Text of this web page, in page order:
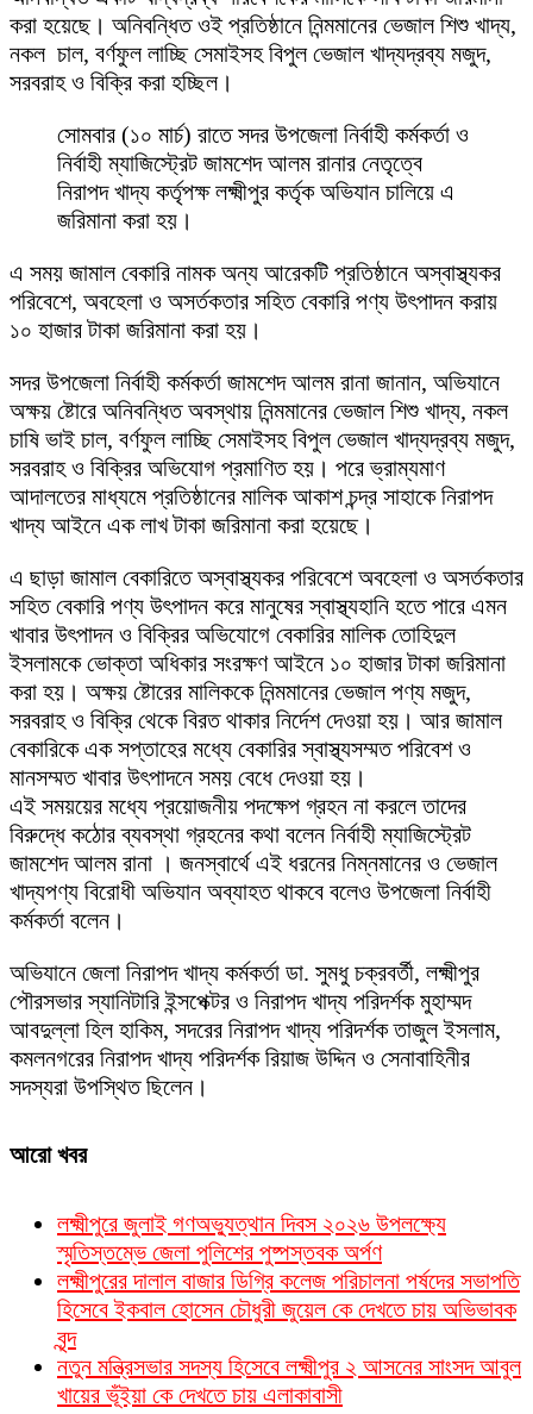
করা হয়েছে। অনিবন্ধিত ওই প্রতিষ্ঠানে নিন্মমানের ভেজাল শিশু খাদ্য,
নকল চাল, বর্ণফুল লাচ্ছি সেমাইসহ বিপুল ভেজাল খাদ্যদ্রব্য মজুদ,
সরবরাহ ও বিক্রি করা হচ্ছিল।
সোমবার (১০ মার্চ) রাতে সদর উপজেলা নির্বাহী কর্মকর্তা ও
নির্বাহী ম্যাজিস্ট্রেট জামশেদ আলম রানার নেতৃত্বে
নিরাপদ খাদ্য কর্তৃপক্ষ লক্ষ্মীপুর কর্তৃক অভিযান চালিয়ে এ
জরিমানা করা হয়।
এ সময় জামাল বেকারি নামক অন্য আরেকটি প্রতিষ্ঠানে অস্বাস্থ্যকর
পরিবেশে, অবহেলা ও অসর্তকতার সহিত বেকারি পণ্য উৎপাদন করায়
১০ হাজার টাকা জরিমানা করা হয়।
সদর উপজেলা নির্বাহী কর্মকর্তা জামশেদ আলম রানা জানান, অভিযানে
অক্ষয় ষ্টোরে অনিবন্ধিত অবস্থায় নিন্মমানের ভেজাল শিশু খাদ্য, নকল
চাষি ভাই চাল, বর্ণফুল লাচ্ছি সেমাইসহ বিপুল ভেজাল খাদ্যদ্রব্য মজুদ,
সরবরাহ ও বিক্রির অভিযোগ প্রমাণিত হয়। পরে ভ্রাম্যমাণ
আদালতের মাধ্যমে প্রতিষ্ঠানের মালিক আকাশ চন্দ্র সাহাকে নিরাপদ
খাদ্য আইনে এক লাখ টাকা জরিমানা করা হয়েছে।
এ ছাড়া জামাল বেকারিতে অস্বাস্থ্যকর পরিবেশে অবহেলা ও অসর্তকতার
সহিত বেকারি পণ্য উৎপাদন করে মানুষের স্বাস্থ্যহানি হতে পারে এমন
খাবার উৎপাদন ও বিক্রির অভিযোগে বেকারির মালিক তোহিদুল
ইসলামকে ভোক্তা অধিকার সংরক্ষণ আইনে ১০ হাজার টাকা জরিমানা
করা হয়। অক্ষয় ষ্টোরের মালিককে নিন্মমানের ভেজাল পণ্য মজুদ,
সরবরাহ ও বিক্রি থেকে বিরত থাকার নির্দেশ দেওয়া হয়। আর জামাল
বেকারিকে এক সপ্তাহের মধ্যে বেকারির স্বাস্থ্যসম্মত পরিবেশ ও
মানসম্মত খাবার উৎপাদনে সময় বেধে দেওয়া হয়।
এই সময়য়ের মধ্যে প্রয়োজনীয় পদক্ষেপ গ্রহন না করলে তাদের
বিরুদ্ধে কঠোর ব্যবস্থা গ্রহনের কথা বলেন নির্বাহী ম্যাজিস্ট্রেট
জামশেদ আলম রানা । জনস্বার্থে এই ধরনের নিম্নমানের ও ভেজাল
খাদ্যপণ্য বিরোধী অভিযান অব্যাহত থাকবে বলেও উপজেলা নির্বাহী
কর্মকর্তা বলেন।
অভিযানে জেলা নিরাপদ খাদ্য কর্মকর্তা ডা. সুমধু চক্রবর্তী, লক্ষ্মীপুর
পৌরসভার স্যানিটারি ইন্সপেক্টর ও নিরাপদ খাদ্য পরিদর্শক মুহাম্মদ
আবদুল্লা হিল হাকিম, সদরের নিরাপদ খাদ্য পরিদর্শক তাজুল ইসলাম,
কমলনগরের নিরাপদ খাদ্য পরিদর্শক রিয়াজ উদ্দিন ও সেনাবাহিনীর
সদস্যরা উপস্থিত ছিলেন।
আরো খবর
লক্ষ্মীপুরে জুলাই গণঅভ্যুত্থান দিবস ২০২৬ উপলক্ষ্যে
স্মৃতিস্তম্ভে জেলা পুলিশের পুষ্পস্তবক অর্পণ
লক্ষ্মীপুরের দালাল বাজার ডিগ্রি কলেজ পরিচালনা পর্ষদের সভাপতি
হিসেবে ইকবাল হোসেন চৌধুরী জুয়েল কে দেখতে চায় অভিভাবক
বৃন্দ
নতুন মন্ত্রিসভার সদস্য হিসেবে লক্ষ্মীপুর ২ আসনের সাংসদ আবুল
খায়ের ভূঁইয়া কে দেখতে চায় এলাকাবাসী